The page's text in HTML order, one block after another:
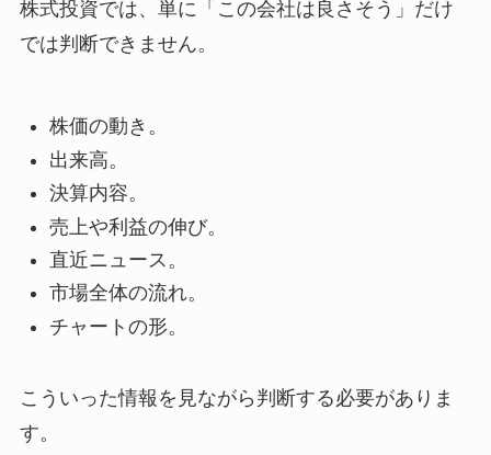
株式投資では、単に「この会社は良さそう」だけ
では判断できません。
株価の動き。
出来高。
決算内容。
売上や利益の伸び。
直近ニュース。
市場全体の流れ。
チャートの形。
こういった情報を見ながら判断する必要がありま
す。